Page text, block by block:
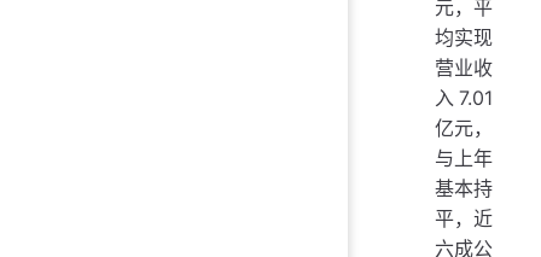
元，平
均实现
营业收
入7.01
亿元，
与上年
基本持
平，近
六成公